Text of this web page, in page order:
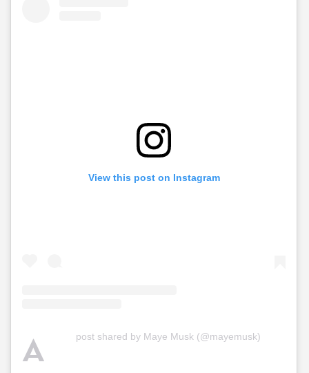
View this post on Instagram
A post shared by Maye Musk (@mayemusk)